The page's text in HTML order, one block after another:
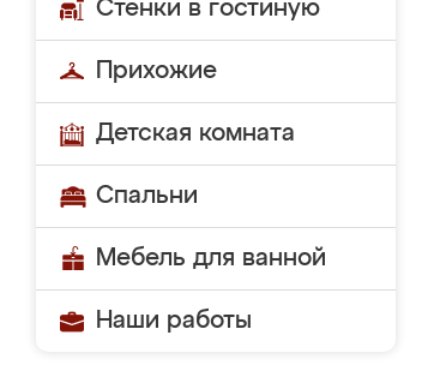
Стенки в гостиную
Прихожие
Детская комната
Спальни
Мебель для ванной
Наши работы